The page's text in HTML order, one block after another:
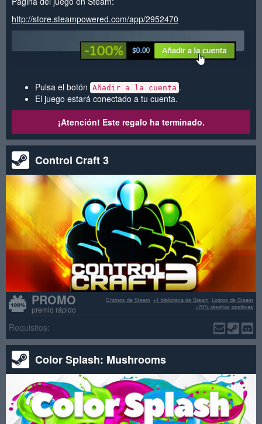
http://store.steampowered.com/app/2952470
Pulsa el botón Añadir a la cuenta .
El juego estará conectado a tu cuenta.
¡Atención! Este regalo ha terminado.
Control Craft 3
PROMO
premio rápido
Logros de Steam
+1 biblioteca de Steam
Cromos de Steam
>70% reseñas positivas
Requisitos:
Color Splash: Mushrooms